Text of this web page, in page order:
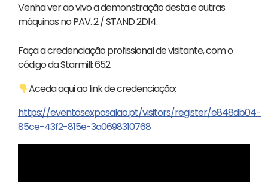
Venha ver ao vivo a demonstração desta e outras
máquinas no PAV. 2 / STAND 2D14.
Faça a credenciação profissional de visitante, com o
código da Starmill: 652
Aceda aqui ao link de credenciação:
https://eventosexposalao.pt/visitors/register/e848db04-
85ce-43f2-815e-3a0698310768